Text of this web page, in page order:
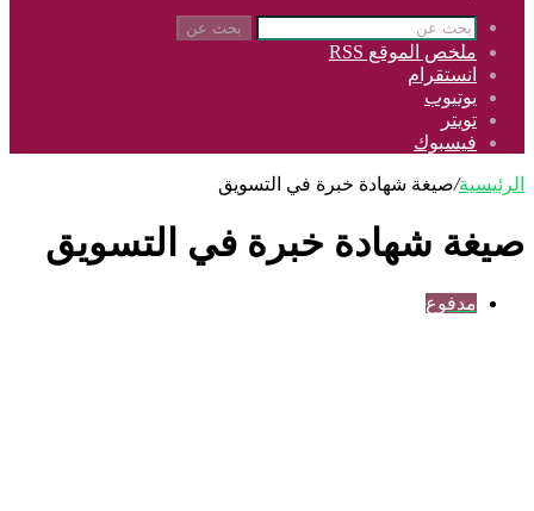
بحث عن
ملخص الموقع RSS
انستقرام
يوتيوب
تويتر
فيسبوك
الرئيسية/صيغة شهادة خبرة في التسويق
صيغة شهادة خبرة في التسويق
مدفوع